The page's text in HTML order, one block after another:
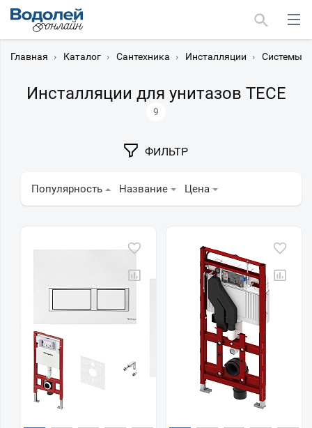
Главная › Каталог › Сантехника › Инсталляции › Системы
Инсталляции для унитазов TECE
9
ФИЛЬТР
Популярность Название Цена